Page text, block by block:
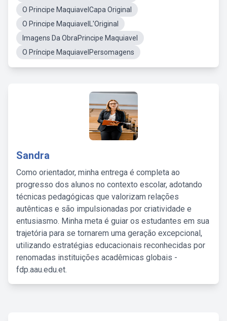
O Principe MaquiavelCapa Original
O Principe MaquiavelL'Original
Imagens Da ObraPrincipe Maquiavel
O Príncipe MaquiavelPersomagens
Sandra
Como orientador, minha entrega é completa ao
progresso dos alunos no contexto escolar, adotando
técnicas pedagógicas que valorizam relações
autênticas e são impulsionadas por criatividade e
entusiasmo. Minha meta é guiar os estudantes em sua
trajetória para se tornarem uma geração excepcional,
utilizando estratégias educacionais reconhecidas por
renomadas instituições acadêmicas globais -
fdp.aau.edu.et.